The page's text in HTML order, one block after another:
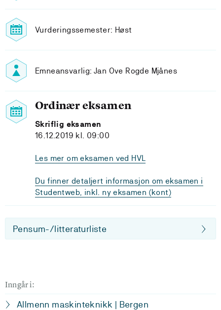
Vurderingssemester: Høst
Emneansvarlig: Jan Ove Rogde Mjånes
Ordinær eksamen
Skriflig eksamen
16.12.2019 kl. 09:00
Les mer om eksamen ved HVL
Du finner detaljert informasjon om eksamen i
Studentweb, inkl. ny eksamen (kont)
Pensum-/litteraturliste
Inngår i:
Allmenn maskinteknikk | Bergen